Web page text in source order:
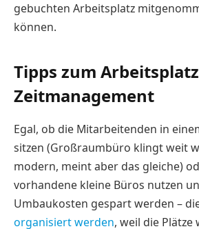
gebuchten Arbeitsplatz
können.
Tipps zum
Zeitmanagement
Egal, ob die Mitarbeitenden in
sitzen (Großraumbüro klingt weit
modern, meint aber das gleiche)
vorhandene kleine Büros nutzen
Umbaukosten gespart werden –
organisiert werden, weil die Plätze